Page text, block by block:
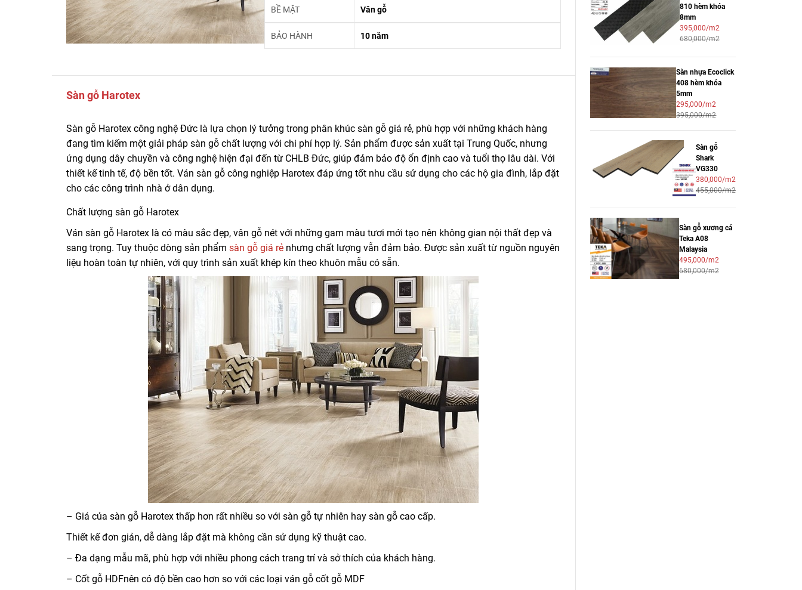
BỀ MẶT Vân gỗ
BẢO HÀNH 10 năm
Sàn gỗ Harotex
Sàn gỗ Harotex công nghệ Đức là lựa chọn lý tưởng trong phân khúc sàn gỗ giá rẻ, phù hợp với những khách hàng
đang tìm kiếm một giải pháp sàn gỗ chất lượng với chi phí hợp lý. Sản phẩm được sản xuất tại Trung Quốc, nhưng
ứng dụng dây chuyền và công nghệ hiện đại đến từ CHLB Đức, giúp đảm bảo độ ổn định cao và tuổi thọ lâu dài. Với
thiết kế tinh tế, độ bền tốt. Ván sàn gỗ công nghiệp Harotex đáp ứng tốt nhu cầu sử dụng cho các hộ gia đình, lắp đặt
cho các công trình nhà ở dân dụng.
Chất lượng sàn gỗ Harotex
Ván sàn gỗ Harotex là có màu sắc đẹp, vân gỗ nét với những gam màu tươi mới tạo nên không gian nội thất đẹp và
sang trọng. Tuy thuộc dòng sản phẩm sàn gỗ giá rẻ nhưng chất lượng vẫn đảm bảo. Được sản xuất từ nguồn nguyên
liệu hoàn toàn tự nhiên, với quy trình sản xuất khép kín theo khuôn mẫu có sẵn.
– Giá của sàn gỗ Harotex thấp hơn rất nhiều so với sàn gỗ tự nhiên hay sàn gỗ cao cấp.
Thiết kế đơn giản, dễ dàng lắp đặt mà không cần sử dụng kỹ thuật cao.
– Đa dạng mẫu mã, phù hợp với nhiều phong cách trang trí và sở thích của khách hàng.
– Cốt gỗ HDFnên có độ bền cao hơn so với các loại ván gỗ cốt gỗ MDF
810 hèm khóa
8mm
395,000/m2
680,000/m2
Sàn nhựa Ecoclick
408 hèm khóa
5mm
295,000/m2
395,000/m2
Sàn gỗ
Shark
VG330
380,000/m2
455,000/m2
Sàn gỗ xương cá
Teka A08
Malaysia
495,000/m2
680,000/m2